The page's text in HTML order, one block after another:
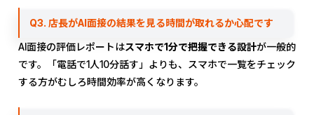
Q3. 店長がAI面接の結果を見る時間が取れるか心配です
AI面接の評価レポートはスマホで1分で把握できる設計が一般的
です。「電話で1人10分話す」よりも、スマホで一覧をチェック
する方がむしろ時間効率が高くなります。